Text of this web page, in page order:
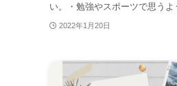
い。・勉強やスポーツで思うよ
2022年1月20日